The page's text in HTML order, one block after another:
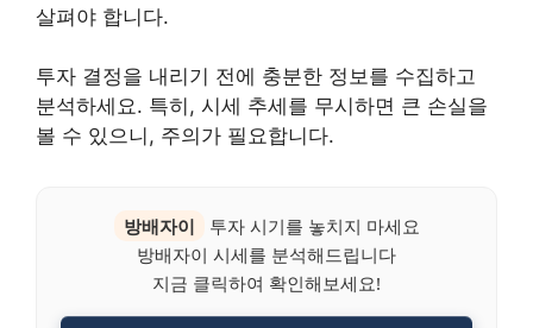
살펴야 합니다.
투자 결정을 내리기 전에 충분한 정보를 수집하고
분석하세요. 특히, 시세 추세를 무시하면 큰 손실을
볼 수 있으니, 주의가 필요합니다.
방배자이
투자 시기를 놓치지 마세요
방배자이 시세를 분석해드립니다
지금 클릭하여 확인해보세요!